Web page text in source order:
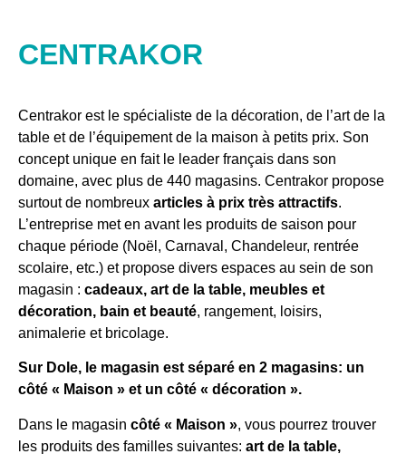
CENTRAKOR
Centrakor est le spécialiste de la décoration, de l’art de la
table et de l’équipement de la maison à petits prix. Son
concept unique en fait le leader français dans son
domaine, avec plus de 440 magasins. Centrakor propose
surtout de nombreux articles à prix très attractifs.
L’entreprise met en avant les produits de saison pour
chaque période (Noël, Carnaval, Chandeleur, rentrée
scolaire, etc.) et propose divers espaces au sein de son
magasin : cadeaux, art de la table, meubles et
décoration, bain et beauté, rangement, loisirs,
animalerie et bricolage.
Sur Dole, le magasin est séparé en 2 magasins: un
côté « Maison » et un côté « décoration ».
Dans le magasin côté « Maison », vous pourrez trouver
les produits des familles suivantes: art de la table,